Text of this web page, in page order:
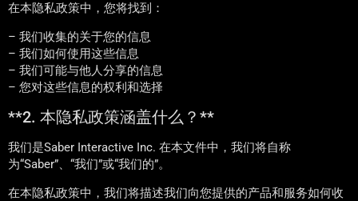
在本隐私政策中，您将找到：
– 我们收集的关于您的信息
– 我们如何使用这些信息
– 我们可能与他人分享的信息
– 您对这些信息的权利和选择
**2. 本隐私政策涵盖什么？**
我们是Saber Interactive Inc. 在本文件中，我们将自称
为“Saber”、“我们”或“我们的”。
在本隐私政策中，我们将描述我们向您提供的产品和服务如何收